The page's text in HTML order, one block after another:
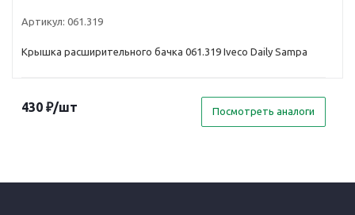
Артикул: 061.319
Крышка расширительного бачка 061.319 Iveco Daily Sampa
Посмотреть аналоги
430 ₽/шт